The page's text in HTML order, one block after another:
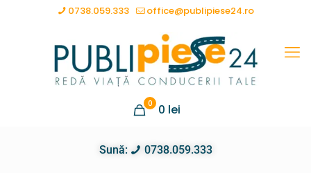
0738.059.333 office@publipiese24.ro
0 0 lei
Sună: 0738.059.333